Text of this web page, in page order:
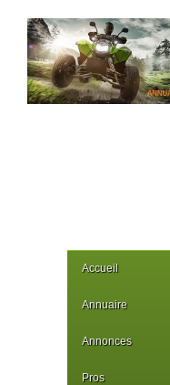
Accueil
Annuaire
Annonces
Pros